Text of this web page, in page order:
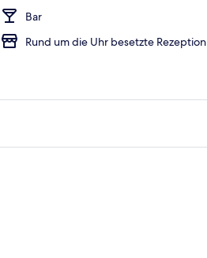
Bar
Rund um die Uhr besetzte Rezeption